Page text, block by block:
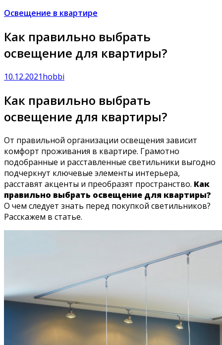
Освещение в квартире
Как правильно выбрать
освещение для квартиры?
10.12.2021hobbi
Как правильно выбрать
освещение для квартиры?
От правильной организации освещения зависит
комфорт проживания в квартире. Грамотно
подобранные и расставленные светильники выгодно
подчеркнут ключевые элементы интерьера,
расставят акценты и преобразят пространство. Как
правильно выбрать освещение для квартиры?
О чем следует знать перед покупкой светильников?
Расскажем в статье.